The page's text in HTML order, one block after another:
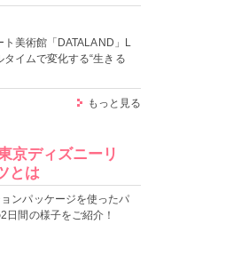
ト美術館「DATALAND」L
イムで変化する“生きる
もっと見る
京ディズニーリ
とは
ンパッケージを使ったパ
日間の様子をご紹介！